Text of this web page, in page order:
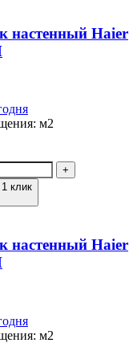
настенный Haier
м2
клик
настенный Haier
м2